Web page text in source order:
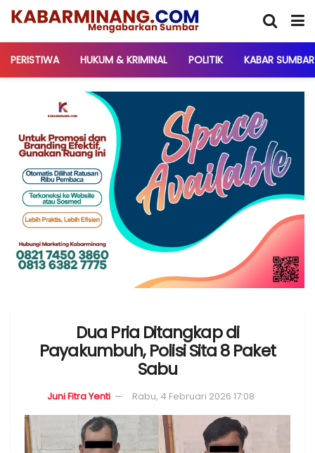
PERISTIWA HUKUM & KRIMINAL POLITIK KABAR SUMBAR
Dua Pria Ditangkap di
Payakumbuh, Polisi Sita 8 Paket
Sabu
Juni Fitra Yenti Rabu, 4 Februari 2026 17:08